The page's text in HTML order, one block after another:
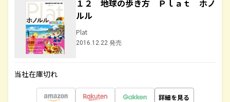
１２ 地球の歩き方 Ｐｌａｔ ホノ
ルル
Plat
2016.12.22 発売
当社在庫切れ
詳細を見る